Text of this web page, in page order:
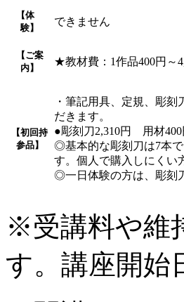
【体
験】
できません
【ご案
内】
★教材費：1作品400円～
【初回持
参品】
・筆記用具、定規、彫
だきます。
●彫刻刀2,310円 用材400
◎基本的な彫刻刀は7本
す。個人で購入しにくい
◎一日体験の方は、彫刻
※受講料や維
す。講座開始